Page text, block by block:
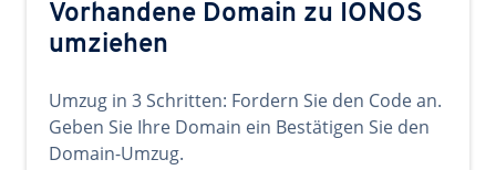
Vorhandene Domain zu IONOS
umziehen
Umzug in 3 Schritten: Fordern Sie den Code an.
Geben Sie Ihre Domain ein Bestätigen Sie den
Domain-Umzug.